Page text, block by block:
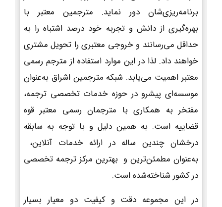
برنامه‌ریزی‌شان دور نماید. مترجمین معتبر با
بهره‌گیری از دانش و تجربه خود درصد اشتباه را به
حداقل می‌رسانند و خروجی معتبری را تحویل مشتری
خواهند داد. لذا در این موارد استفاده از مترجم رسمی
معتبر اهمیت می‌یابد. شبکه مترجمین اشراق به‌عنوان
موسسه‌ای پیشرو در حوزه خدمات تخصصی ترجمه،
مفتخر به همکاری با مترجمان رسمی معتبر قوه
قضاییه است. به همین دلیل و با توجه به سابقه
درخشان چندین ساله در ارائه خدمات آنلاین،
به‌عنوان مطمئن‌ترین و بهترین مرکز ترجمه تخصصی
در کشور شناخته‌شده است.
در این مجموعه دقت و کیفیت دو معیار بسیار